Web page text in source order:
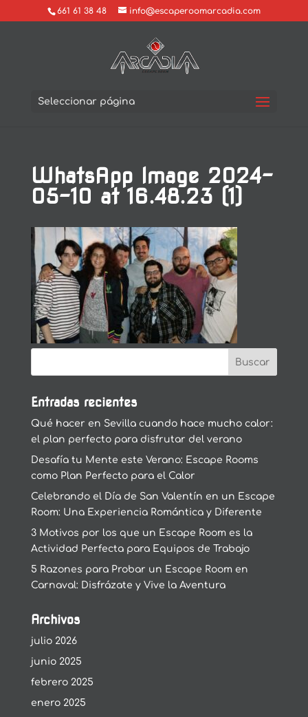
661 61 38 48 info@escaperoomarcadia.com
Seleccionar página
WhatsApp Image 2024-
05-10 at 16.48.23 (1)
Entradas recientes
Qué hacer en Sevilla cuando hace mucho calor:
el plan perfecto para disfrutar del verano
Desafía tu Mente este Verano: Escape Rooms
como Plan Perfecto para el Calor
Celebrando el Día de San Valentín en un Escape
Room: Una Experiencia Romántica y Diferente
3 Motivos por los que un Escape Room es la
Actividad Perfecta para Equipos de Trabajo
5 Razones para Probar un Escape Room en
Carnaval: Disfrázate y Vive la Aventura
Archivos
julio 2026
junio 2025
febrero 2025
enero 2025